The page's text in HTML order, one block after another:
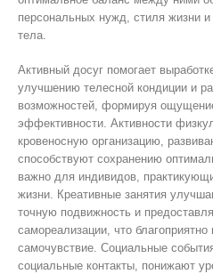
персональных нужд, стиля жизни и
тела.
Активный досуг помогает
улучшению телесной кондиции и
возможностей, формируя
эффективности. Активности
кровеносную организацию,
способствуют сохранению
важно для индивидов,
жизни. Креативные занятия
точную подвижность и
самореализации, что
самочувствие. Социальные
социальные контакты, понижают